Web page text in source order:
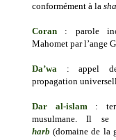
conformément à la
Coran : parole
Mahomet par l’ange
Da’wa : appel de
propagation
Dar al-islam:
musulmane. Il
harb (domaine de la